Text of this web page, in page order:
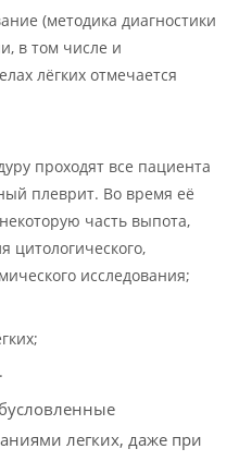
(методика диагностики
в том числе и
лёгких отмечается
проходят все пациента
плеврит. Во время её
часть выпота,
цитологического,
исследования;
легких, даже при